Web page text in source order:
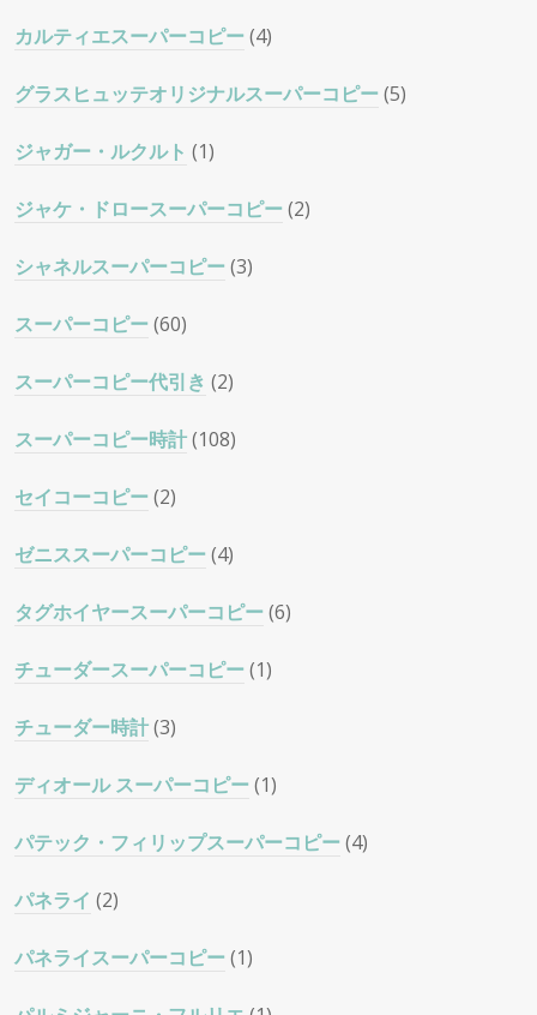
カルティエスーパーコピー(4)
グラスヒュッテオリジナルスーパーコピー(5)
ジャガー・ルクルト (1)
ジャケ・ドロースーパーコピー(2)
シャネルスーパーコピー(3)
スーパーコピー(60)
スーパーコピー代引き (2)
スーパーコピー時計(108)
セイコーコピー(2)
ゼニススーパーコピー(4)
タグホイヤースーパーコピー(6)
チューダースーパーコピー(1)
チューダー時計(3)
ディオール スーパーコピー(1)
パテック・フィリップスーパーコピー(4)
パネライ (2)
パネライスーパーコピー(1)